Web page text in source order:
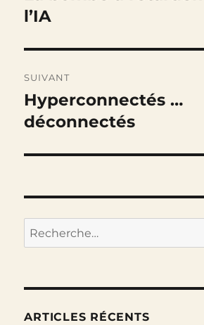
l’article
précédente :
l’IA
SUIVANT
Publication
suivante :
Hyperconnectés …
déconnectés
Recherche
pour :
ARTICLES RÉCENTS